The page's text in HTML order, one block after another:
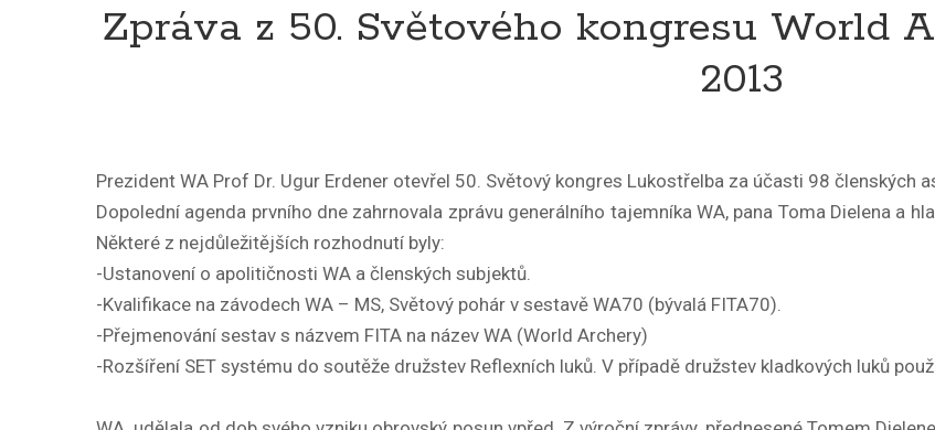
Zpráva z 50. Světového kongresu World
2013
Prezident WA Prof Dr. Ugur Erdener otevřel 50. Světový kongres Lukostřelba za účasti 98 členských
Dopolední agenda prvního dne zahrnovala zprávu generálního tajemníka WA, pana Toma Dielena a
Některé z nejdůležitějších rozhodnutí byly:
-Ustanovení o apolitičnosti WA a členských subjektů.
-Kvalifikace na závodech WA – MS, Světový pohár v sestavě WA70 (bývalá FITA70).
-Přejmenování sestav s názvem FITA na název WA (World Archery)
-Rozšíření SET systému do soutěže družstev Reflexních luků. V případě družstev kladkových luků